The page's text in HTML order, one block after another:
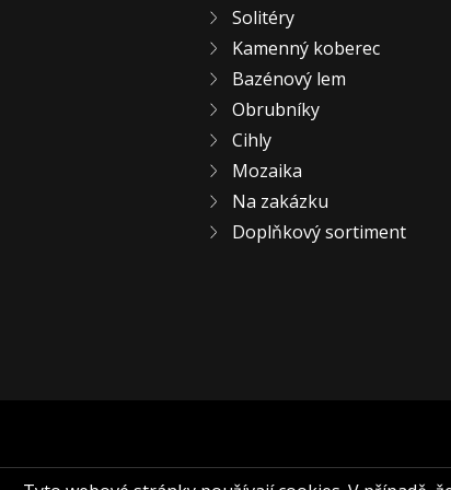
Solitéry
Kamenný koberec
Bazénový lem
Obrubníky
Cihly
Mozaika
Na zakázku
Doplňkový sortiment